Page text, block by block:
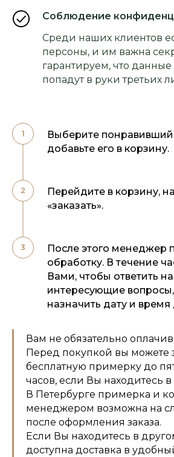
Соблюдение
Среди наших клиентов
персоны, и им важна
гарантируем, что
попадут в руки третьих
Выберите
добавьте его в корзину.
Перейдите в корзину,
«заказать».
После этого менеджер
обработку. В течение
Вами, чтобы ответить
интересующие
назначить дату и время
Вам не обязательно
Перед покупкой вы можете
бесплатную примерку до
часов, если Вы находитесь
В Петербурге примерка и
менеджером возможна на
после оформления заказа.
Если Вы находитесь в
доступна доставка в